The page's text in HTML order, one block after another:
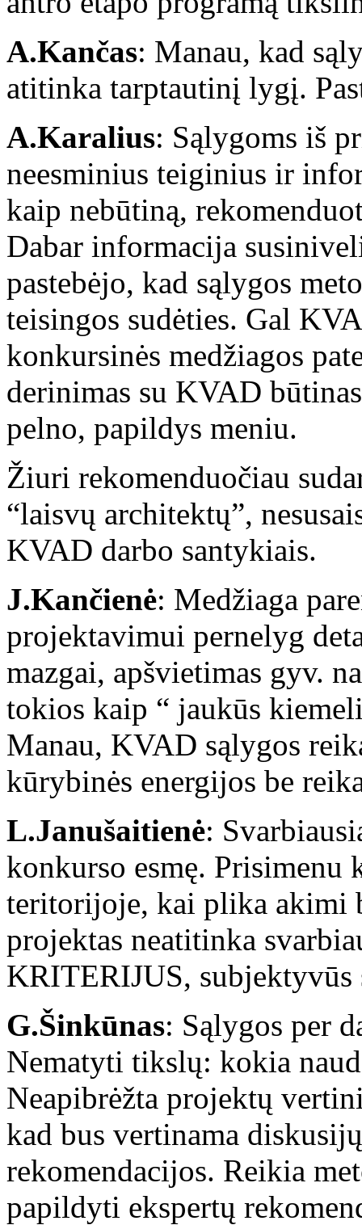
A.Kančas: Manau, kad
atitinka tarptautinį lygį.
A.Karalius: Sąlygoms iš
neesminius teiginius ir
kaip nebūtiną,
Dabar informacija
pastebėjo, kad sąlygos
teisingos sudėties. Gal
konkursinės medžiagos
derinimas su KVAD
pelno, papildys meniu.
Žiuri rekomenduočiau
“laisvų architektų”,
KVAD darbo santykiais.
J.Kančienė: Medžiaga
projektavimui pernelyg
mazgai, apšvietimas gyv.
tokios kaip “ jaukūs
Manau, KVAD sąlygos
kūrybinės energijos be
L.Janušaitienė:
konkurso esmę. Prisimenu
teritorijoje, kai plika akimi
projektas neatitinka
KRITERIJUS, subjektyvūs
G.Šinkūnas: Sąlygos per
Nematyti tikslų: kokia
Neapibrėžta projektų
kad bus vertinama
rekomendacijos. Reikia
papildyti ekspertų